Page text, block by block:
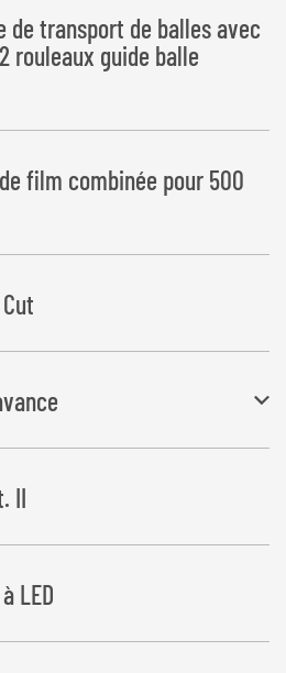
droite
de transport de balles avec
rouleaux guide balle
film combinée pour 500
précis du film pour les
II
LED